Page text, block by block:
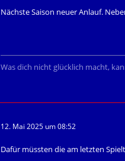
Nächste Saison neuer Anlauf.
Was dich nicht glücklich macht,
12. Mai 2025 um 08:52
Dafür müssten die am letzten